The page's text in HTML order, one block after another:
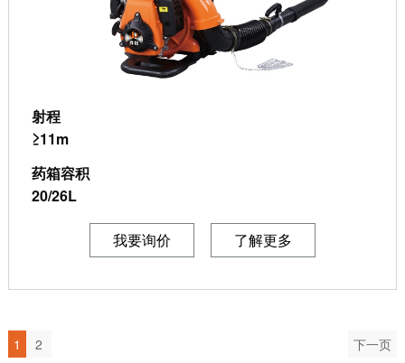
射程
≥11m
药箱容积
20/26L
我要询价 了解更多
1 2 下一页